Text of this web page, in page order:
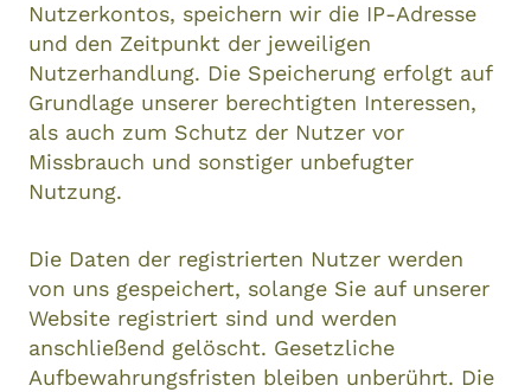
Nutzerkontos, speichern wir die IP-Adresse
und den Zeitpunkt der jeweiligen
Nutzerhandlung. Die Speicherung erfolgt auf
Grundlage unserer berechtigten Interessen,
als auch zum Schutz der Nutzer vor
Missbrauch und sonstiger unbefugter
Nutzung.
Die Daten der registrierten Nutzer werden
von uns gespeichert, solange Sie auf unserer
Website registriert sind und werden
anschließend gelöscht. Gesetzliche
Aufbewahrungsfristen bleiben unberührt. Die